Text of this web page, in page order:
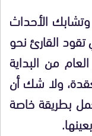
الأحداث
القارئ نحو
من البداية
ولا شك أن
بطريقة خاصة